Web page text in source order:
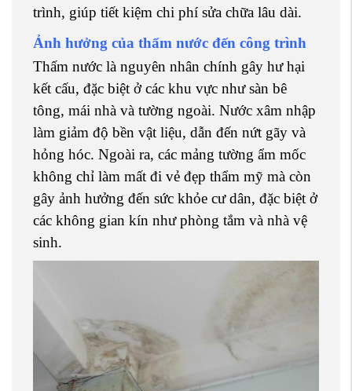
trình, giúp tiết kiệm chi phí sửa chữa lâu dài.
Ảnh hưởng của thấm nước đến công trình
Thấm nước là nguyên nhân chính gây hư hại
kết cấu, đặc biệt ở các khu vực như sàn bê
tông, mái nhà và tường ngoài. Nước xâm nhập
làm giảm độ bền vật liệu, dẫn đến nứt gãy và
hỏng hóc. Ngoài ra, các mảng tường ẩm mốc
không chỉ làm mất đi vẻ đẹp thẩm mỹ mà còn
gây ảnh hưởng đến sức khỏe cư dân, đặc biệt ở
các không gian kín như phòng tắm và nhà vệ
sinh.